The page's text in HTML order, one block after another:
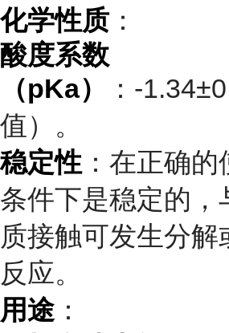
化学性质 ：
酸度系数
（pKa）
：-
值）。
稳定性 ：在正确
条件下是稳定的，
质接触可发生分解
反应。
用途 ：